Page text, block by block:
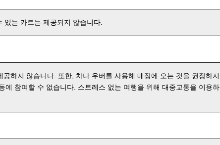
는 카트는 제공되지 않습니다.
하지 않습니다. 또한, 차나 우버를 사용해 매장에 오는 것을 권장하지
에 참여할 수 없습니다. 스트레스 없는 여행을 위해 대중교통을 이용하